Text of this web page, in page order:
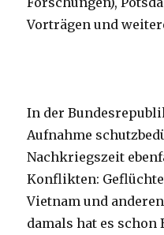
Vorträgen und
In der
Aufnahme
Nachkriegszeit
Konflikten:
Vietnam und
damals hat es schon